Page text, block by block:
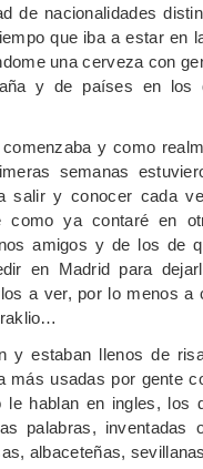
de nacionalidades
que iba a estar en
una cerveza con
y de países en los
y como
semanas
salir y conocer cada
como ya contaré en
amigos y de los de
en Madrid para
a ver, por lo menos a
y estaban llenos de
más usadas por gente
le hablan en ingles, los
palabras, inventadas
albaceteñas,